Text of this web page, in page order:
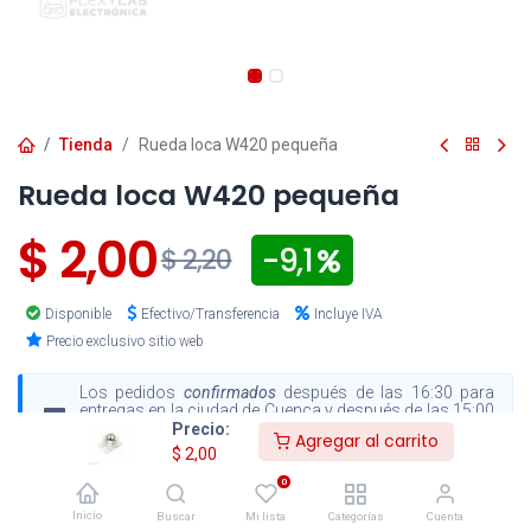
Precio:
$ 2,00
Agregar al carrito
Inicio Buscar
0
Mi lista Categorías Cuenta
Tienda Rueda loca W420 pequeña
Rueda loca W420 pequeña
$ 2,00$2,20 - 9,1
Disponible Efectivo/Transferencia
Incluye IVA
Precio exclusivo sitio web
Los pedidos confirmadosdespués de las 16:30 para
entregas en la ciudad de Cuenca y después de las 15:00
para envíos al resto del país, serán procesados el
siguiente día hábil.